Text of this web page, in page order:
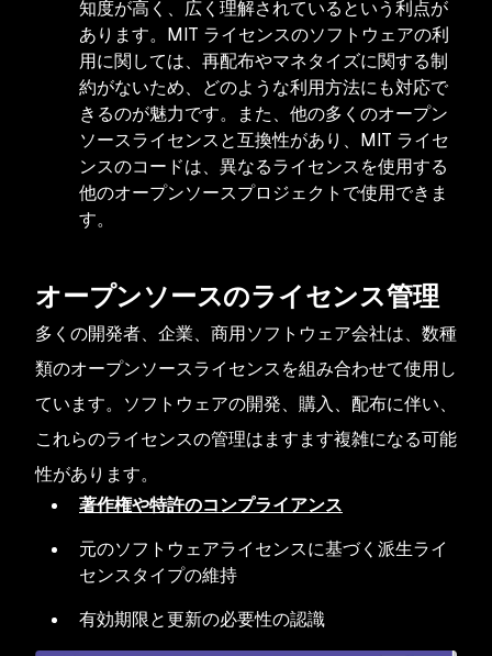
知度が高く、広く理解されているという利点が
あります。MIT ライセンスのソフトウェアの利
用に関しては、再配布やマネタイズに関する制
約がないため、どのような利用方法にも対応で
きるのが魅力です。また、他の多くのオープン
ソースライセンスと互換性があり、MIT ライセ
ンスのコードは、異なるライセンスを使用する
他のオープンソースプロジェクトで使用できま
す。
オープンソースのライセンス管理
多くの開発者、企業、商用ソフトウェア会社は、数種
類のオープンソースライセンスを組み合わせて使用し
ています。ソフトウェアの開発、購入、配布に伴い、
これらのライセンスの管理はますます複雑になる可能
性があります。
著作権や特許のコンプライアンス
元のソフトウェアライセンスに基づく派生ライ
センスタイプの維持
有効期限と更新の必要性の認識